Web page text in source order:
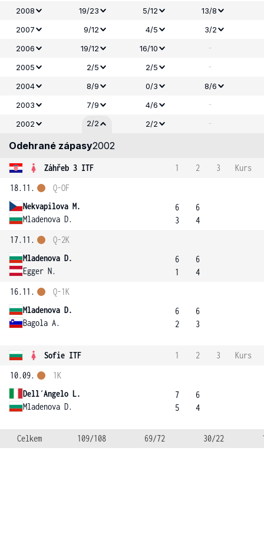
2008 19/23 5/12
13/8
2007
9/12 4/5 3/2
2006
19/12 16/10 -
2005
2/5 2/5 -
2004 8/9 0/3
8/6
2003
7/9 4/6 -
2002
2/2 2/2 -
Odehrané zápasy2002
Záhřeb 3 ITF 1 2 3
Kurs
18.11.
Nekvapilova M.
Mladenova D.
Q-OF
6
3
6
4
17.11.
Mladenova D.
Egger N.
Q-2K
6
1
6
4
16.11.
Mladenova D.
Bagola A.
Q-1K
6
2
6
3
Sofie ITF 1 2 3
Kurs
10.09.
Dell´Angelo L.
Mladenova D.
1K
7
5
6
4
Celkem 109/108 69/72 30/22